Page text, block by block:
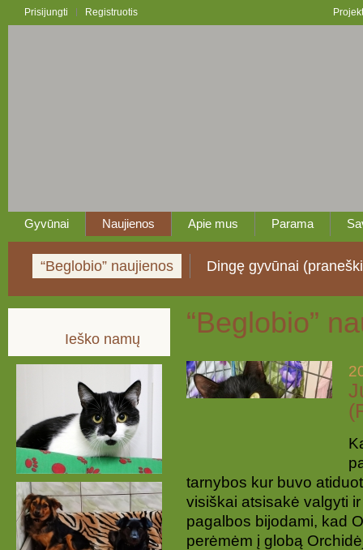
Gyvūnai Naujienos Apie mus Parama
Prisijungti Registruotis
“Beglobio” naujienos Dingę gyvūnai
Ieško namų “Beglobio”
tarnybos kur buvo
visiškai atsisakė valgyti
pagalbos bijodami, kad
perėmėm į globą